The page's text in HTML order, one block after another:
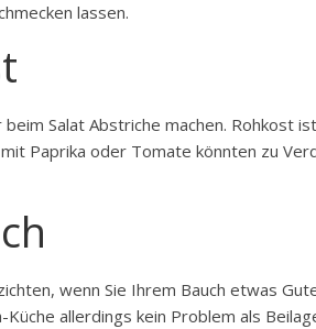
lassen.
Salat Abstriche machen. Rohkost
Paprika oder Tomate könnten zu
wenn Sie Ihrem Bauch etwas
allerdings kein Problem als